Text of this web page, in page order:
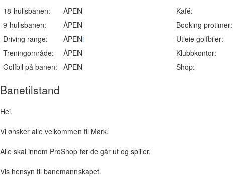
18-hullsbanen:
ÅPEN
9-hullsbanen:
ÅPEN
Driving range:
ÅPENi
Treningområde:
ÅPEN
Golfbil på banen:
ÅPEN
Kafé:
Booking protimer:
Utleie golfbiler:
Klubbkontor:
Shop:
Banetilstand
Hei.
Vi ønsker alle velkommen til Mørk.
Alle skal innom ProShop før de går ut og spiller.
Vis hensyn til banemannskapet.